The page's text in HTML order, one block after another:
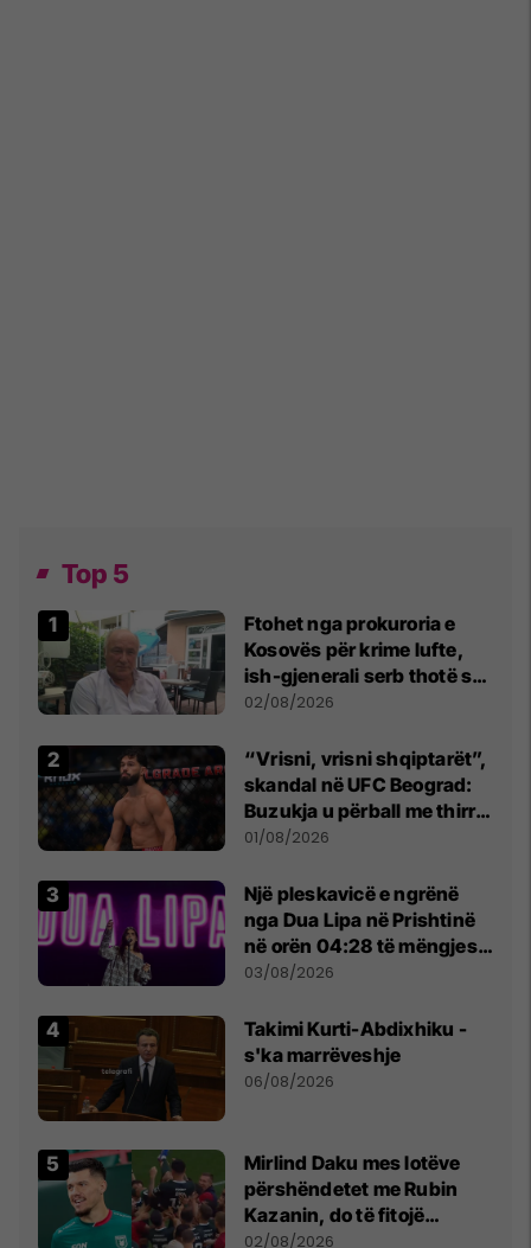
Top 5
Ftohet nga prokuroria e
Kosovës për krime lufte,
ish-gjenerali serb thotë se
dikush e tradhtoi në
02/08/2026
“Vrisni, vrisni shqiptarët”,
skandal në UFC Beograd:
Buzukja u përball me thirrje
anti-shqiptare nga
01/08/2026
Një pleskavicë e ngrënë
nga Dua Lipa në Prishtinë
në orën 04:28 të mëngjesit
- dhe bota digjitale serbe
03/08/2026
Takimi Kurti-Abdixhiku -
s'ka marrëveshje
06/08/2026
Mirlind Daku mes lotëve
përshëndetet me Rubin
Kazanin, do të fitojë
miliona te Spartak Moska
02/08/2026